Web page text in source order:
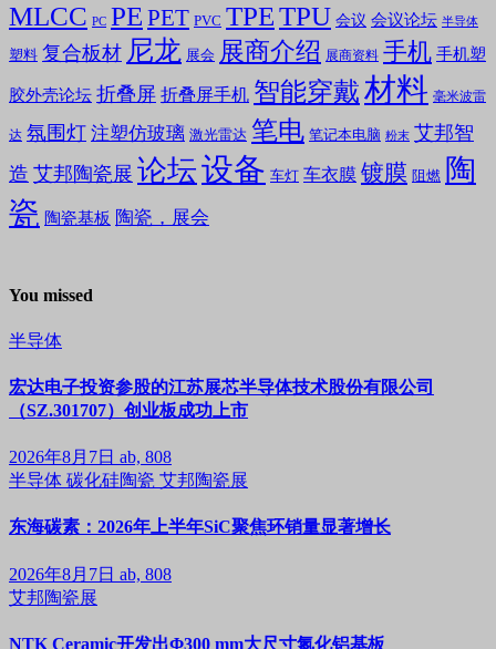
MLCC PC PE PET PVC TPETPU 会议 会议论坛 半导体
塑料 复合板材 尼龙 展会 展商介绍 展商资料 手机 手机塑
胶外壳论坛 折叠屏 折叠屏手机 智能穿戴材料 毫米波雷
达 氛围灯 注塑仿玻璃 激光雷达 笔电 笔记本电脑 粉末 艾邦智
造 艾邦陶瓷展 论坛设备 车灯 车衣膜 镀膜 阻燃 陶
瓷 陶瓷基板 陶瓷，展会
You missed
半导体
宏达电子投资参股的江苏展芯半导体技术股份有限公司
（SZ.301707）创业板成功上市
2026年8月7日 ab, 808
半导体 碳化硅陶瓷 艾邦陶瓷展
东海碳素：2026年上半年SiC聚焦环销量显著增长
2026年8月7日 ab, 808
艾邦陶瓷展
NTK Ceramic开发出Φ300 mm大尺寸氮化铝基板